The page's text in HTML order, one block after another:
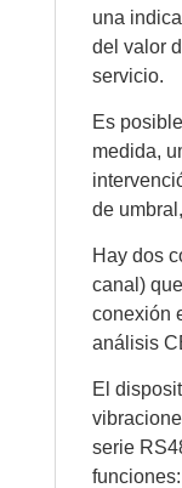
una
del valor
servicio.
Es
medida,
de
Hay dos
canal)
conexión
análisis
El
serie
funciones: